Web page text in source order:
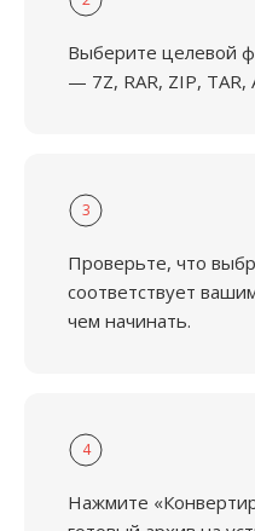
Выберите целевой
— 7Z, RAR, ZIP, TAR,
3
Проверьте, что
соответствует
чем начинать.
4
Нажмите